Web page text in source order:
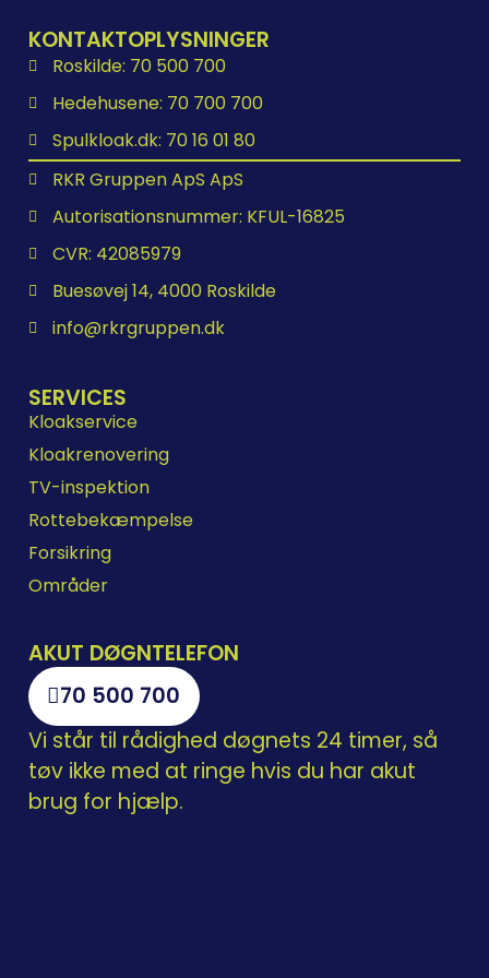
KONTAKTOPLYSNINGER
Roskilde: 70 500 700
Hedehusene: 70 700 700
Spulkloak.dk: 70 16 01 80
RKR Gruppen ApS ApS
Autorisationsnummer: KFUL-16825
CVR: 42085979
Buesøvej 14, 4000 Roskilde
info@rkrgruppen.dk
SERVICES
Kloakservice
Kloakrenovering
TV-inspektion
Rottebekæmpelse
Forsikring
Områder
AKUT DØGNTELEFON
70 500 700
Vi står til rådighed døgnets 24 timer, så
tøv ikke med at ringe hvis du har akut
brug for hjælp.